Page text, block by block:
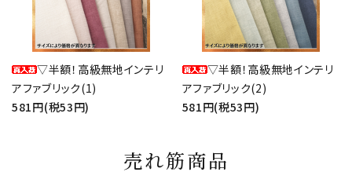
▽半額！高級無地インテリ
アファブリック(1)
581円(税53円)
▽半額！高級無地インテリ
アファブリック(2)
581円(税53円)
売れ筋商品